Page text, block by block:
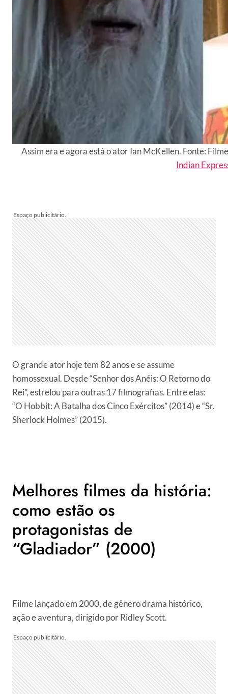
Assim era e agora está o ator Ian McKellen. Fonte:
Indian
O grande ator hoje tem 82 anos e se assume
homossexual. Desde “Senhor dos Anéis: O Retorno do
Rei”, estrelou para outras 17 filmografias. Entre elas:
“O Hobbit: A Batalha dos Cinco Exércitos” (2014) e “Sr.
Sherlock Holmes” (2015).
Melhores filmes da história:
como estão os
protagonistas de
“Gladiador” (2000)
Filme lançado em 2000, de gênero drama histórico,
ação e aventura, dirigido por Ridley Scott.